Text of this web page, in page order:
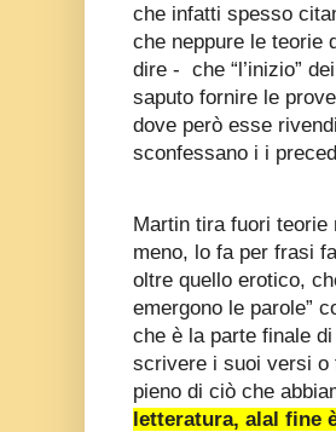
che infatti spesso
che neppure le teorie
dire - che “l’inizio”
saputo fornire le
dove però esse
sconfessano i i
Martin tira fuori teorie
meno, lo fa per frasi
oltre quello erotico,
emergono le parole”
che è la parte finale di
scrivere i suoi versi o
pieno di ciò che
letteratura, alal fine